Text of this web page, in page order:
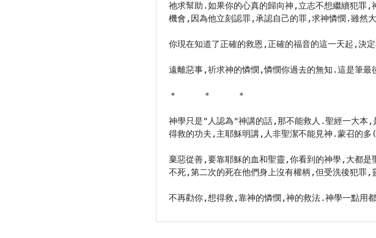
祂求幫助.如果你的心真的歸向神,立志不想繼續犯罪
機會,因為他立刻認罪,承認自己的罪,求神憐憫.雖然
你現在知道了正確的救恩,正確的福音的這一天起,決
遠離惡事,祈求神的憐憫,憐憫你過去的無知.這是筆
＊　　　＊　　　＊
神學只是"人認為"神講的話,那不能救人.聖經一大本
得救的功夫,主耶穌明講,人非聖潔不能見神.蒙召的
棄惡從善,要靠耶穌的血和聖靈,你看到的神學,大都
不死,第二次的死在他們身上沒有權柄,但受洗後犯罪,
不再勸你,想得救,靠神的憐憫,神的救法.神學一點用